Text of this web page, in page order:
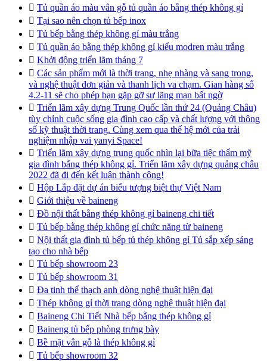
 Tủ quần áo màu vân gỗ tủ quần áo bằng thép không gỉ
 Tại sao nên chọn tủ bếp inox
 Tủ bếp bằng thép không gỉ màu trắng
 Tủ quần áo bằng thép không gỉ kiểu modren màu trắng
 Khởi động triển lãm tháng 7
 Các sản phẩm mới là thời trang, nhẹ nhàng và sang trọng,
và nghệ thuật đơn giản và thanh lịch va chạm. Gian hàng số
4.2-11 sẽ cho phép bạn gặp gỡ sự lãng mạn bất ngờ
 Triển lãm xây dựng Trung Quốc lần thứ 24 (Quảng Châu)
tùy chỉnh cuộc sống gia đình cao cấp và chất lượng với thông
số kỹ thuật thời trang. Cùng xem qua thế hệ mới của trải
nghiệm nhập vai yanyi Space!
 Triển lãm xây dựng trung quốc nhìn lại bữa tiệc thẩm mỹ
gia đình bằng thép không gỉ. Triển lãm xây dựng quảng châu
2022 đã đi đến kết luận thành công!
 Hộp Lắp đặt dự án biểu tượng biệt thự Việt Nam
 Giới thiệu về baineng
 Đồ nội thất bằng thép không gỉ baineng chi tiết
 Tủ bếp bằng thép không gỉ chức năng từ baineng
 Nội thất gia đình tủ bếp tủ thép không gỉ Tủ sắp xếp sáng
tạo cho nhà bếp
 Tủ bếp showroom 23
 Tủ bếp showroom 31
 Đa tinh thể thạch anh dòng nghệ thuật hiện đại
 Thép không gỉ thời trang dòng nghệ thuật hiện đại
 Baineng Chi Tiết Nhà bếp bằng thép không gỉ
 Baineng tủ bếp phòng trưng bày
 Bề mặt vân gỗ là thép không gỉ
 Tủ bếp showroom 32